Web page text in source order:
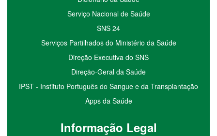
Serviço Nacional de Saúde
SNS 24
Serviços Partilhados do Ministério da Saúde
Direção Executiva do SNS
Direção-Geral da Saúde
IPST - Instituto Português do Sangue e da Transplantação
Apps da Saúde
Informação Legal